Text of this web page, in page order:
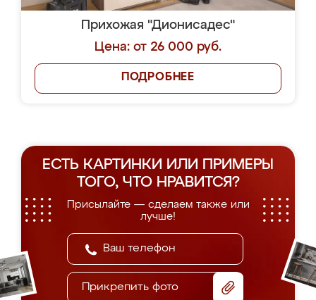
Прихожая "Дионисадес"
Цена: от 26 000 руб.
ПОДРОБНЕЕ
ЕСТЬ КАРТИНКИ ИЛИ ПРИМЕРЫ
ТОГО, ЧТО НРАВИТСЯ?
Присылайте — сделаем также или
лучше!
Прикрепить фото